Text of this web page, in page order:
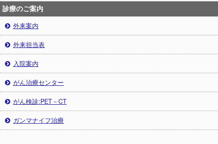
診療のご案内
外来案内
外来担当表
入院案内
がん治療センター
がん検診:PET－CT
ガンマナイフ治療